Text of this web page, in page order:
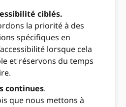
ciblés.
la priorité à des
spécifiques en
lorsque cela
et réservons du temps
continues.
que nous mettons à